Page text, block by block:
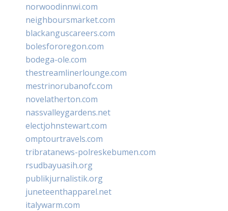
norwoodinnwi.com
neighboursmarket.com
blackanguscareers.com
bolesfororegon.com
bodega-ole.com
thestreamlinerlounge.com
mestrinorubanofc.com
novelatherton.com
nassvalleygardens.net
electjohnstewart.com
omptourtravels.com
tribratanews-polreskebumen.com
rsudbayuasih.org
publikjurnalistik.org
juneteenthapparel.net
italywarm.com